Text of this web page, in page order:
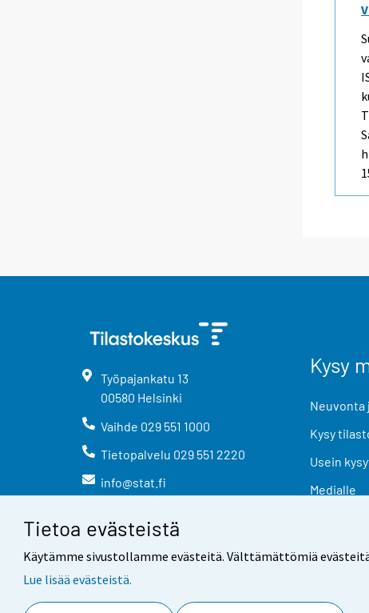
Tietoa evästeistä
Käytämme sivustollamme evästeitä. Välttämättömiä
Lue lisää evästeistä.
Työpajankatu 13
00580 Helsinki
Vaihde 029 551 1000
Tietopalvelu 029 551 2220
info@stat.fi
Kysy
Neuvonta
Kysy
Usein
Medialle